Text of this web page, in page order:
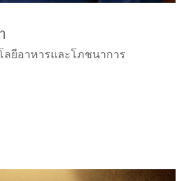
ลยีอาหารและโภชนาการ